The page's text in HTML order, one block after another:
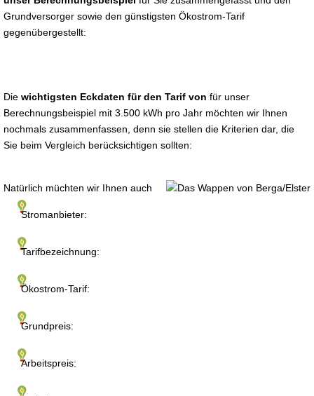
Grundversorger sowie den günstigsten Ökostrom-Tarif
gegenübergestellt:
Die wichtigsten Eckdaten für den Tarif von für unser
Berechnungsbeispiel mit 3.500 kWh pro Jahr möchten wir Ihnen
nochmals zusammenfassen, denn sie stellen die Kriterien dar, die
Sie beim Vergleich berücksichtigen sollten:
Stromanbieter:
Tarifbezeichnung:
Ökostrom-Tarif:
Grundpreis:
Arbeitspreis:
Natürlich müchten wir Ihnen auch